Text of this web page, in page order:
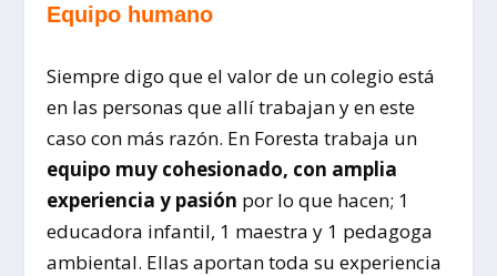
Equipo humano
Siempre digo que el valor de un colegio está
en las personas que allí trabajan y en este
caso con más razón. En Foresta trabaja un
equipo muy cohesionado, con amplia
experiencia y pasión por lo que hacen; 1
educadora infantil, 1 maestra y 1 pedagoga
ambiental. Ellas aportan toda su experiencia